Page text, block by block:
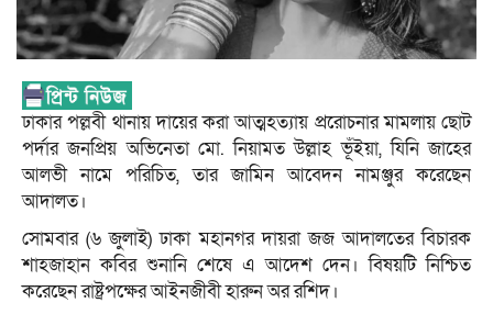
ঢাকার পল্লবী থানায় দায়ের করা আত্মহত্যায় প্ররোচনার মামলায় ছোট
পর্দার জনপ্রিয় অভিনেতা মো. নিয়ামত উল্লাহ ভূঁইয়া, যিনি জাহের
আলভী নামে পরিচিত, তার জামিন আবেদন নামঞ্জুর করেছেন
আদালত।
সোমবার (৬ জুলাই) ঢাকা মহানগর দায়রা জজ আদালতের বিচারক
শাহজাহান কবির শুনানি শেষে এ আদেশ দেন। বিষয়টি নিশ্চিত
করেছেন রাষ্ট্রপক্ষের আইনজীবী হারুন অর রশিদ।